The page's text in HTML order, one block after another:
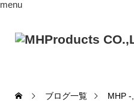
menu
ブログ一覧 MHP -